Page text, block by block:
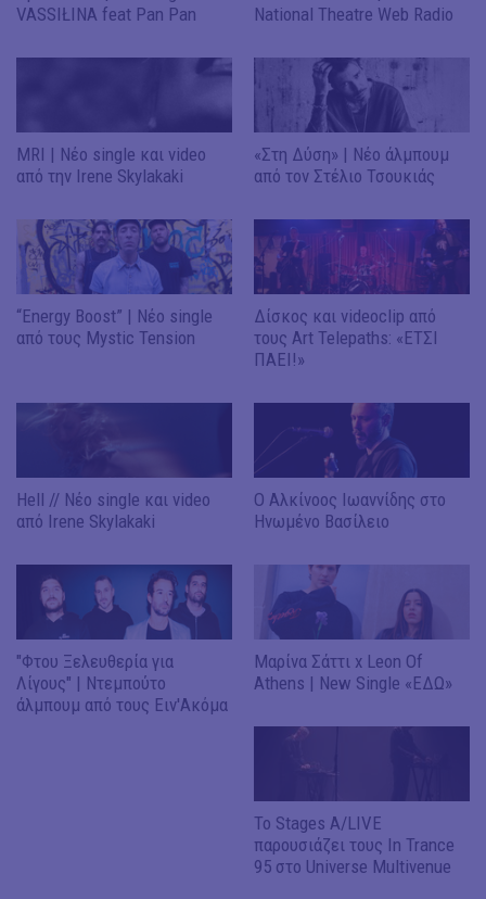
VASSIŁINA feat Pan Pan
National Theatre Web Radio
MRI | Νέο single και video
από την Irene Skylakaki
«Στη Δύση» | Νέο άλμπουμ
από τον Στέλιο Τσουκιάς
“Energy Boost” | Νέο single
από τους Mystic Tension
Δίσκος και videoclip από
τους Art Telepaths: «ΕΤΣΙ
ΠΑΕΙ!»
Hell // Νέο single και video
από Irene Skylakaki
O Αλκίνοος Ιωαννίδης στο
Ηνωμένο Βασίλειο
"Φτου Ξελευθερία για
Λίγους" | Ντεμπούτο
άλμπουμ από τους Ειν'Ακόμα
Μαρίνα Σάττι x Leon Of
Athens | New Single «ΕΔΩ»
Το Stages A/LIVE
παρουσιάζει τους In Trance
95 στο Universe Multivenue